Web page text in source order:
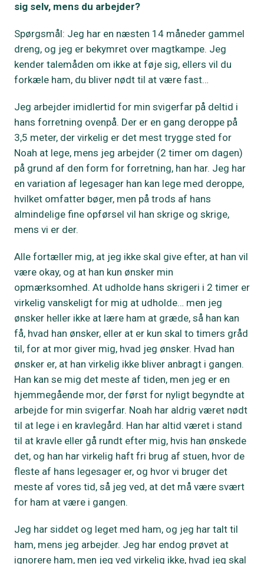
sig selv, mens du arbejder?
Spørgsmål: Jeg har en næsten 14 måneder gammel
dreng, og jeg er bekymret over magtkampe. Jeg
kender talemåden om ikke at føje sig, ellers vil du
forkæle ham, du bliver nødt til at være fast…
Jeg arbejder imidlertid for min svigerfar på deltid i
hans forretning ovenpå. Der er en gang deroppe på
3,5 meter, der virkelig er det mest trygge sted for
Noah at lege, mens jeg arbejder (2 timer om dagen)
på grund af den form for forretning, han har. Jeg har
en variation af legesager han kan lege med deroppe,
hvilket omfatter bøger, men på trods af hans
almindelige fine opførsel vil han skrige og skrige,
mens vi er der.
Alle fortæller mig, at jeg ikke skal give efter, at han vil
være okay, og at han kun ønsker min
opmærksomhed. At udholde hans skrigeri i 2 timer er
virkelig vanskeligt for mig at udholde… men jeg
ønsker heller ikke at lære ham at græde, så han kan
få, hvad han ønsker, eller at er kun skal to timers gråd
til, for at mor giver mig, hvad jeg ønsker. Hvad han
ønsker er, at han virkelig ikke bliver anbragt i gangen.
Han kan se mig det meste af tiden, men jeg er en
hjemmegående mor, der først for nyligt begyndte at
arbejde for min svigerfar. Noah har aldrig været nødt
til at lege i en kravlegård. Han har altid været i stand
til at kravle eller gå rundt efter mig, hvis han ønskede
det, og han har virkelig haft fri brug af stuen, hvor de
fleste af hans legesager er, og hvor vi bruger det
meste af vores tid, så jeg ved, at det må være svært
for ham at være i gangen.
Jeg har siddet og leget med ham, og jeg har talt til
ham, mens jeg arbejder. Jeg har endog prøvet at
ignorere ham, men jeg ved virkelig ikke, hvad jeg skal